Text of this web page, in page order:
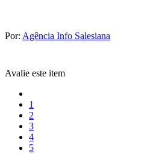
Por: Agência Info Salesiana
Avalie este item
1
2
3
4
5